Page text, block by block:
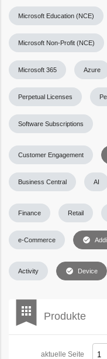
Microsoft Education (NCE)
Microsoft Non-Profit (NCE)
Microsoft 365 Azure
Customer Engagement
Finance Retail
e-Commerce check_circle
Activity check_circle Device
Business Central AI
Perpetual Licenses
Software Subscriptions
bookmark
apps Produkte
aktuelle Seite